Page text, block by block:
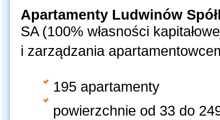
Apartamenty Ludwinów
SA (100% własności
i zarządzania
195 apartamenty
powierzchnie od 33 do